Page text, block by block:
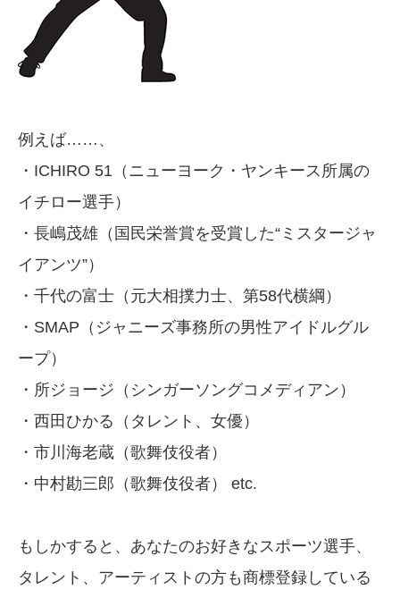
例えば……、
・ICHIRO 51（ニューヨーク・ヤンキース所属の
イチロー選手）
・長嶋茂雄（国民栄誉賞を受賞した“ミスタージャ
イアンツ”）
・千代の富士（元大相撲力士、第58代横綱）
・SMAP（ジャニーズ事務所の男性アイドルグル
ープ）
・所ジョージ（シンガーソングコメディアン）
・西田ひかる（タレント、女優）
・市川海老蔵（歌舞伎役者）
・中村勘三郎（歌舞伎役者） etc.
もしかすると、あなたのお好きなスポーツ選手、
タレント、アーティストの方も商標登録している